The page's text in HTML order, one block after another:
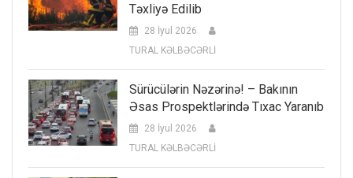
Təxliyə Edilib
28 İyul 2026
TURAL KƏLBƏCƏRLİ
Sürücülərin Nəzərinə! – Bakının
Əsas Prospektlərində Tıxac Yaranıb
28 İyul 2026
TURAL KƏLBƏCƏRLİ